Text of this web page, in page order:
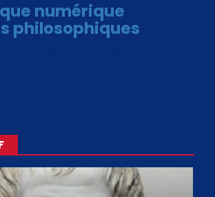
numérique
philosophiques